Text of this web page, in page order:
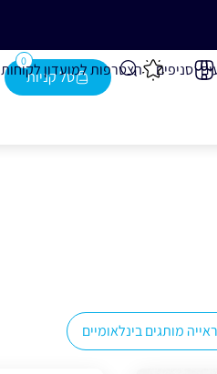
סניפים הצטרפות למועדון לקוחות
0
מותגים בינלאומיים